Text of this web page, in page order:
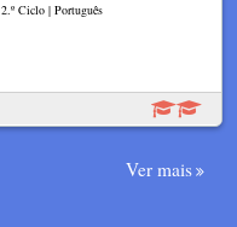
2.º Ciclo | Português
Ver mais